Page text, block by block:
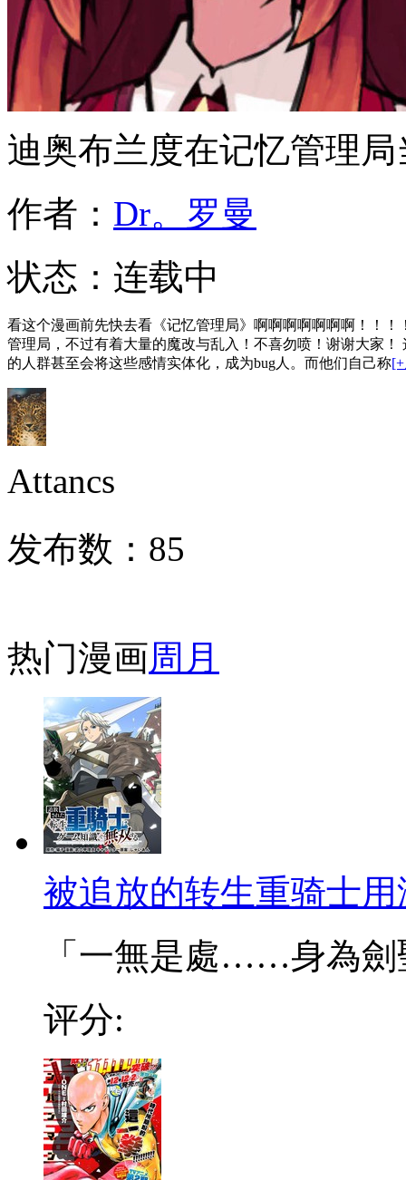
迪奥布兰度在记忆管理
作者： Dr。罗曼
状态： 连载中
看这个漫画前先快去看《记忆管理局》啊啊啊啊啊啊啊！！
管理局，不过有着大量的魔改与乱入！不喜勿喷！谢谢大家
的人群甚至会将这些感情实体化，成为bug人。而他们自己称
Attancs
发布数： 85
热门漫画周 月
被追放的转生重骑士
「一無是處……身為劍
评分: